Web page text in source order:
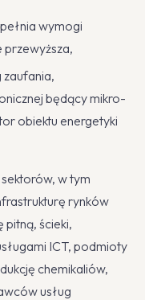
wymogi
przewyższa,
zaufania,
będący mikro-
obiektu energetyki
sektorów, w tym
rynków
ścieki,
ICT, podmioty
chemikaliów,
usług